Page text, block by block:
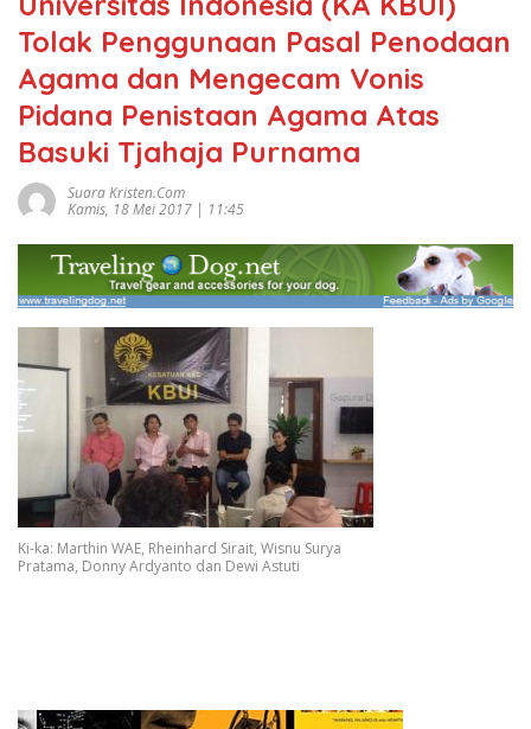
Tolak Penggunaan Pasal Penodaan
Agama dan Mengecam Vonis
Pidana Penistaan Agama Atas
Basuki Tjahaja Purnama
Suara Kristen.com
Kamis, 18 Mei 2017 | 11:45
Ki-ka: Marthin WAE, Rheinhard Sirait, Wisnu Surya
Pratama, Donny Ardyanto dan Dewi Astuti